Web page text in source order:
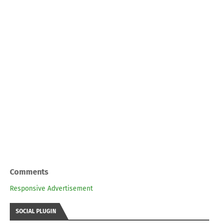
Comments
Responsive Advertisement
SOCIAL PLUGIN